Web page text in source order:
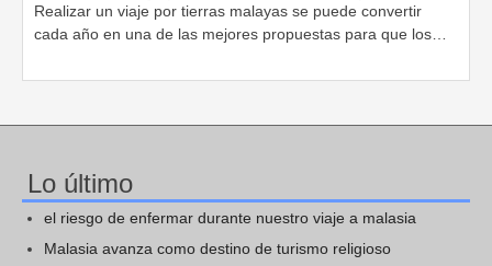
Realizar un viaje por tierras malayas se puede convertir
cada año en una de las mejores propuestas para que los…
Lo último
el riesgo de enfermar durante nuestro viaje a malasia
Malasia avanza como destino de turismo religioso